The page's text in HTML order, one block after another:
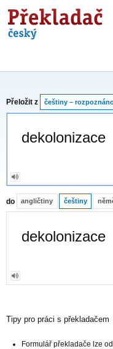
Překladač
Přeložit z češtiny –
do angličtiny češtiny
dekolonizace
Tipy pro práci s překladačem
Formulář překladače lze